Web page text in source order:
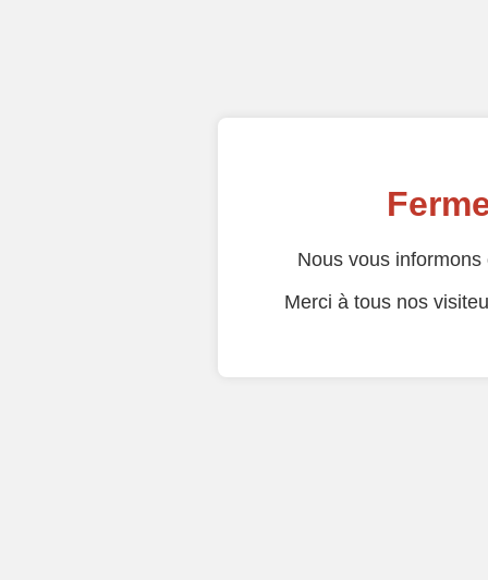
Nous vous
Merci à tous nos